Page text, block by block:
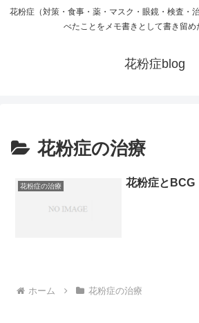
花粉症（対策・食事・薬・マスク・眼鏡・検査・
べたことをメモ書きとして書き留め
花粉症blog
花粉症の治療
花粉症の治療 花粉症とBCG
ホーム 花粉症の治療